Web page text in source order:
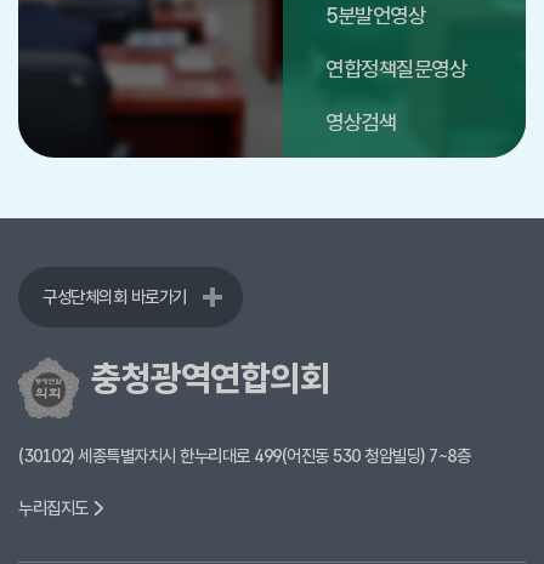
5분발언영상
연합정책질문영상
영상검색
구성단체의회 바로가기
충청광역연합의회
(30102) 세종특별자치시 한누리대로 499(어진동 530 청암빌딩) 7~8층
누리집지도